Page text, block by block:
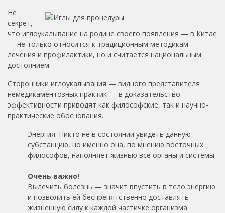
Не
секрет,
что иглоукалывание на родине своего появления — в Китае
— не только относится к традиционным методикам
лечения и профилактики, но и считается национальным
достоянием.
Сторонники иглоукалывания — видного представителя
немедикаментозных практик — в доказательство
эффективности приводят как философские, так и научно-
практические обоснования.
Энергия. Никто не в состоянии увидеть данную
субстанцию, но именно она, по мнению восточных
философов, наполняет жизнью все органы и системы.
Очень важно!
Вылечить болезнь — значит впустить в тело энергию
и позволить ей беспрепятственно доставлять
жизненную силу к каждой частичке организма.